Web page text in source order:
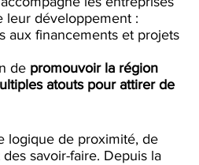
leur développement :
aux financements et projets
de promouvoir la région
atouts pour attirer de
logique de proximité, de
savoir-faire. Depuis la